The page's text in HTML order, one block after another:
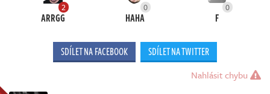
2
ARRGG
0
HAHA
0
F
SDÍLET NA FACEBOOK SDÍLET NA TWITTER
Nahlásit chybu